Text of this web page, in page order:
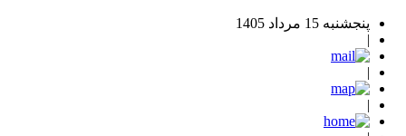
پنجشنبه 15 مرداد 1405